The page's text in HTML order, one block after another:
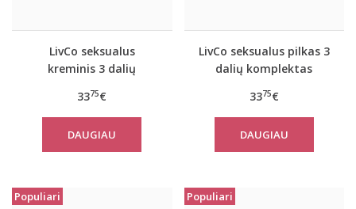
LivCo seksualus
kreminis 3 dalių
3375€
DAUGIAU
LivCo seksualus pilkas 3
dalių komplektas
3375€
DAUGIAU
Populiari Populiari